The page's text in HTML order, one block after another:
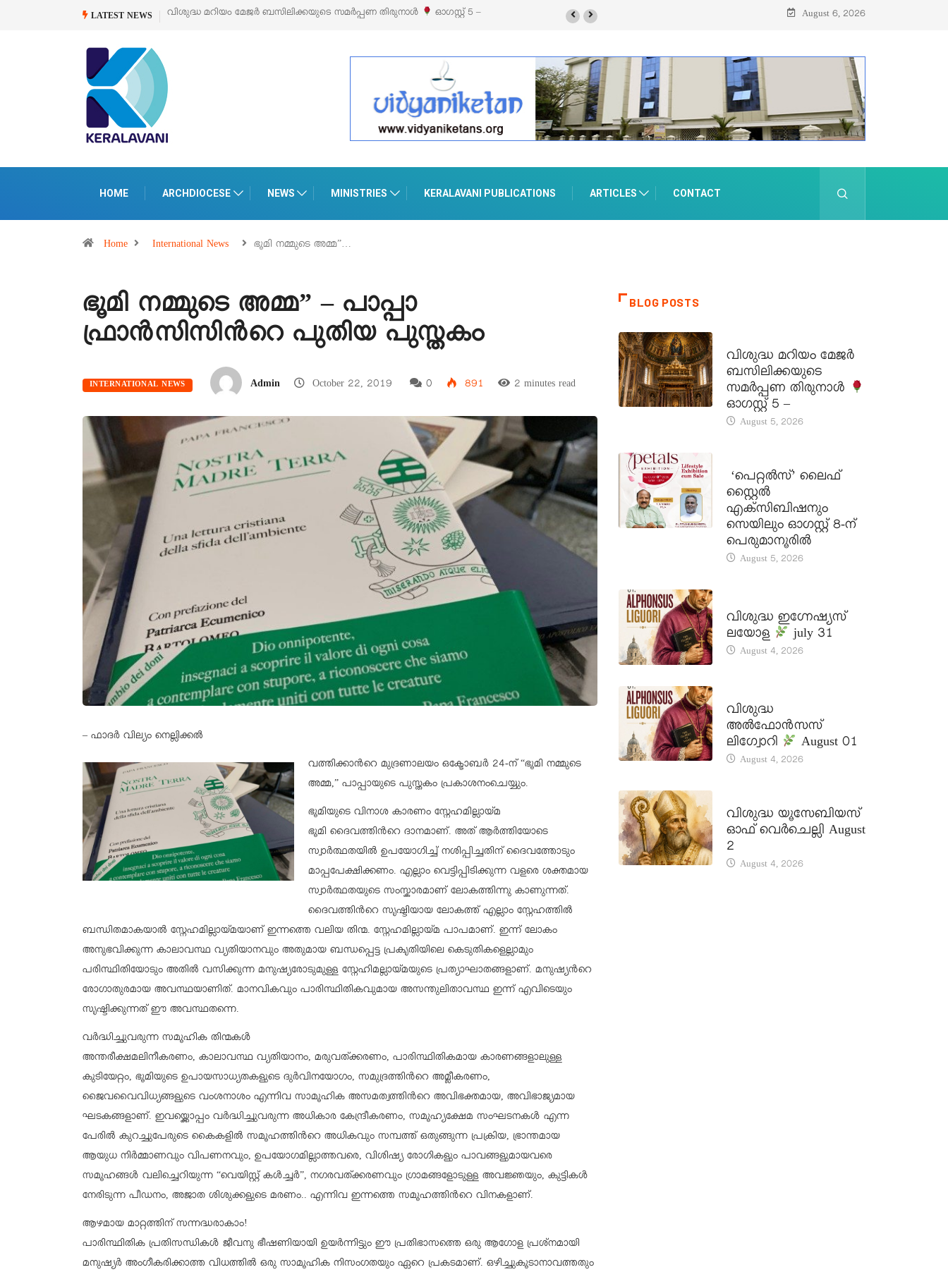
LATEST NEWS
സമർപ്പണ തിരുനാൾ ഓഗസ്റ്റ് 5 –‘പെറ്റൽസ്’ ലൈഫ് സ്റ്റൈൽ എക്സിബിഷനും സെയിലും ഓഗസ്റ്റ് 8-ന്
August 6, 2026
HOME ARCHDIOCESE NEWS MINISTRIES KERALAVANI PUBLICATIONS ARTICLES CONTACT
Home International News ഭൂമി നമ്മുടെ അമ്മ”…
ഭൂമി നമ്മുടെ അമ്മ” – പാപ്പാ
ഫ്രാന്‍സിസിന്‍റെ പുതിയ പുസ്തകം
INTERNATIONAL NEWS Admin October 22, 2019 0 891 2 minutes read
– ഫാദര്‍ വില്യം നെല്ലിക്കല്‍
വത്തിക്കാന്‍റെ മുദ്രണാലയം ഒക്ടോബര്‍ 24-ന് “ഭൂമി നമ്മുടെ
അമ്മ,” പാപ്പായുടെ പുസ്തകം പ്രകാശനംചെയ്യും.
ഭൂമിയുടെ വിനാശ കാരണം സ്നേഹമില്ലായ്മ
ഭൂമി ദൈവത്തിന്‍റെ ദാനമാണ്. അത് ആര്‍ത്തിയോടെ
സ്വാര്‍ത്ഥതയില്‍ ഉപയോഗിച്ച് നശിപ്പിച്ചതിന് ദൈവത്തോടും
മാപ്പപേക്ഷിക്കണം. എല്ലാം വെട്ടിപ്പിടിക്കുന്ന വളരെ ശക്തമായ
സ്വാര്‍ത്ഥതയുടെ സംസ്കാരമാണ് ലോകത്തിന്നു കാണുന്നത്.
ദൈവത്തിന്‍റെ സൃഷ്ടിയായ ലോകത്ത് എല്ലാം സ്നേഹത്തില്‍
ബന്ധിതമാകയാല്‍ സ്നേഹമില്ലായ്മയാണ് ഇന്നത്തെ വലിയ തിന്മ. സ്നേഹമില്ലായ്മ പാപമാണ്. ഇന്ന് ലോകം
അനുഭവിക്കുന്ന കാലാവസ്ഥ വ്യതിയാനവും അതുമായ ബന്ധപ്പെട്ട പ്രകൃതിയിലെ കെടുതികളെല്ലാമും
പരിസ്ഥിതിയോടും അതില്‍ വസിക്കുന്ന മനുഷ്യരോടുമുള്ള സ്നേഹിമല്ലായ്മയുടെ പ്രത്യാഘാതങ്ങളാണ്. മനുഷ്യന്‍റെ
രോഗാതുരമായ അവസ്ഥയാണിത്. മാനവികവും പാരിസ്ഥിതികവുമായ അസന്തുലിതാവസ്ഥ ഇന്ന് എവിടെയും
സൃഷ്ടിക്കുന്നത് ഈ അവസ്ഥതന്നെ.
വര്‍ദ്ധിച്ചുവരുന്ന സമൂഹിക തിന്മകള്‍
അന്തരീക്ഷമലിനീകരണം, കാലാവസ്ഥ വ്യതിയാനം, മരുവത്ക്കരണം, പാരിസ്ഥിതികമായ കാരണങ്ങളാലുള്ള
കുടിയേറ്റം, ഭൂമിയുടെ ഉപായസാധ്യതകളുടെ ദുര്‍വിനയോഗം, സമുദ്രത്തിന്‍റെ അമ്ലീകരണം,
ജൈവവൈവിധ്യങ്ങളുടെ വംശനാശം എന്നിവ സാമൂഹിക അസമത്വത്തിന്‍റെ അവിഭക്തമായ, അവിഭാജ്യമായ
ഘടകങ്ങളാണ്. ഇവയ്ക്കൊപ്പം വര്‍ദ്ധിച്ചുവരുന്ന അധികാര കേന്ദ്രീകരണം, സമൂഹ്യക്ഷേമ സംഘടനകള്‍ എന്ന
പേരില്‍ കുറച്ചുപേരുടെ കൈകളി‍ല്‍ സമൂഹത്തിന്‍റെ അധികവും സമ്പത്ത് ഒതുങ്ങുന്ന പ്രക്രിയ, ഭ്രാന്തമായ
ആയുധ നിര്‍മ്മാണവും വിപണനവും, ഉപയോഗമില്ലാത്തവരെ, വിശിഷ്യ രോഗികളും പാവങ്ങളുമായവരെ
സമൂഹങ്ങള്‍ വലിച്ചെറിയുന്ന “വെയിസ്റ്റ് കള്‍ച്ചര്‍”, നഗരവത്ക്കരണവും ഗ്രാമങ്ങളോടുള്ള അവജ്ഞയും, കുട്ടികള്‍
നേരിടുന്ന പീഡനം, അജാത ശിശുക്കളുടെ മരണം.. എന്നിവ ഇന്നത്തെ സമൂഹത്തിന്‍റെ വിനകളാണ്.
ആഴമായ മാറ്റത്തിന് സന്നദ്ധരാകാം!
പാരിസ്ഥിതിക പ്രതിസന്ധികള്‍ ജീവനു ഭീഷണിയായി ഉയര്‍ന്നിട്ടും ഈ പ്രതിഭാസത്തെ ഒരു ആഗോള പ്രശ്നമായി
മനുഷ്യര്‍ അംഗീകരിക്കാത്ത വിധത്തില്‍ ഒരു സാമൂഹിക നിസംഗതയും ഏറെ പ്രകടമാണ്. ഒഴിച്ചുകൂടാനാവത്തതും
BLOG POSTS
വിശുദ്ധ മറിയം മേജർ
ബസിലിക്കയുടെ
സമർപ്പണ തിരുനാൾ
ഓഗസ്റ്റ് 5 –
August 5, 2026
‘പെറ്റൽസ്’ ലൈഫ്
സ്റ്റൈൽ
എക്സിബിഷനും
സെയിലും ഓഗസ്റ്റ് 8-ന്
പെരുമാനൂരിൽ
August 5, 2026
വിശുദ്ധ ഇഗ്നേഷ്യസ്
ലയോള
july 31
August 4, 2026
വിശുദ്ധ
അൽഫോൻസസ്
ലിഗ്വോറി
August 01
August 4, 2026
വിശുദ്ധ യൂസേബിയസ്
ഓഫ് വെർചെല്ലി August
2
August 4, 2026